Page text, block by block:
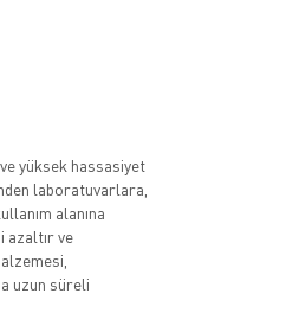
yüksek hassasiyet
laboratuvarlara,
alanına
azaltır ve
uzun süreli